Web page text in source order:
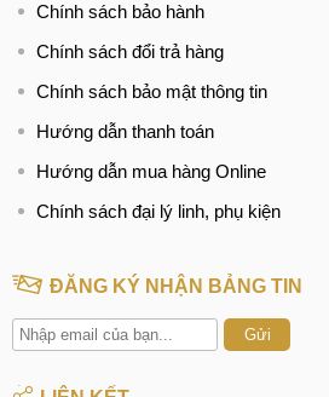
Chính sách bảo hành
Chính sách đổi trả hàng
Chính sách bảo mật thông tin
Hướng dẫn thanh toán
Hướng dẫn mua hàng Online
Chính sách đại lý linh, phụ kiện
ĐĂNG KÝ NHẬN BẢNG TIN
Gửi